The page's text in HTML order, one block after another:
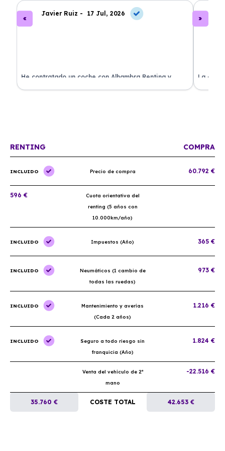
Javier Ruiz - 17 Jul, 2026
He contratado un coche con Alhambra Renting y
estoy impresionado. Todo ha sido transparente y sin
La
RENTING COMPRA
INCLUIDO Precio de compra 60.792 €
596 €
Cuota orientativa del
renting (5 años con
10.000km/año)
INCLUIDO Impuestos (Año) 365 €
INCLUIDO
Neumáticos (1 cambio de
todas las ruedas)
973 €
INCLUIDO
Mantenimiento y averías
(Cada 2 años)
1.216 €
INCLUIDO
Seguro a todo riesgo sin
franquicia (Año)
1.824 €
Venta del vehículo de 2ª
mano
-22.516 €
35.760 € COSTE TOTAL 42.653 €